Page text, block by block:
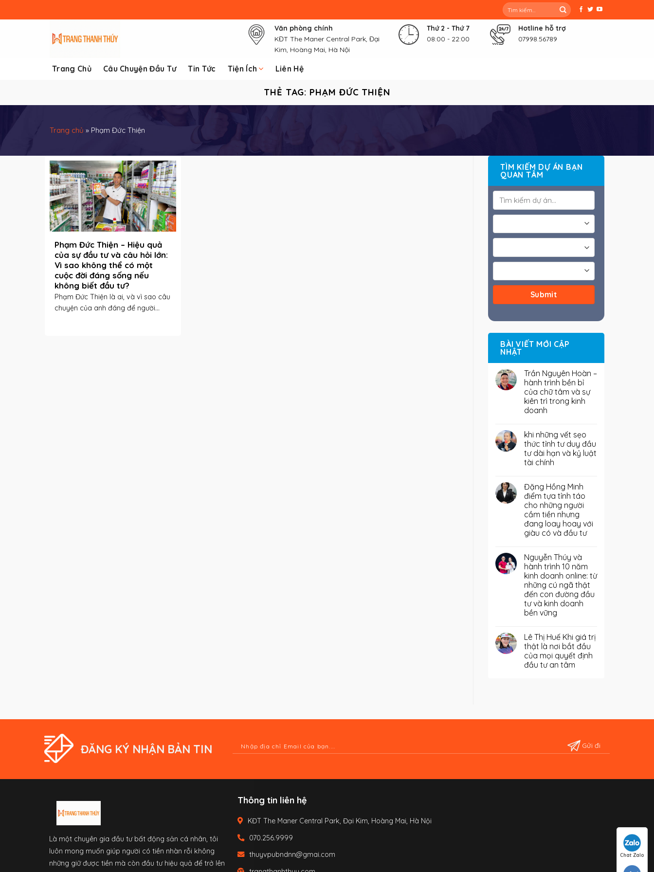
to
Tìm
kiếm:
Văn phòng chính
KĐT The Maner Central Park, Đại
Kim, Hoàng Mai, Hà Nội
Thứ 2 - Thứ 7
08:00 - 22:00
Hotline hỗ trợ
07998.56789
Trang Chủ Câu Chuyện Đầu Tư Tin Tức Tiện Ích Liên Hệ
THẺ TAG: PHẠM ĐỨC THIỆN
Trang chủ » Phạm Đức Thiện
Phạm Đức Thiện – Hiệu quả
của sự đầu tư và câu hỏi lớn:
Vì sao không thể có một
cuộc đời đáng sống nếu
không biết đầu tư?
Phạm Đức Thiện là ai, và vì sao câu
chuyện của anh đáng để người...
TÌM KIẾM DỰ ÁN BẠN
QUAN TÂM
BÀI VIẾT MỚI CẬP
NHẬT
Trần Nguyên Hoàn –
hành trình bền bỉ
của chữ tâm và sự
kiên trì trong kinh
doanh
khi những vết sẹo
thức tỉnh tư duy đầu
tư dài hạn và kỷ luật
tài chính
Đặng Hồng Minh
điểm tựa tỉnh táo
cho những người
cầm tiền nhưng
đang loay hoay với
giàu có và đầu tư
Nguyễn Thúy và
hành trình 10 năm
kinh doanh online: từ
những cú ngã thật
đến con đường đầu
tư và kinh doanh
bền vững
Lê Thị Huế Khi giá trị
thật là nơi bắt đầu
của mọi quyết định
đầu tư an tâm
ĐĂNG KÝ NHẬN BẢN TIN
Là một chuyên gia đầu tư bất động sản cá nhân, tôi
luôn mong muốn giúp người có tiền nhàn rỗi không
những giữ được tiền mà còn đầu tư hiệu quả để trở lên
Thông tin liên hệ
KĐT The Maner Central Park, Đại Kim, Hoàng Mai, Hà Nội
070.256.9999
thuyvpubndnn@gmai.com
Chat Zalo